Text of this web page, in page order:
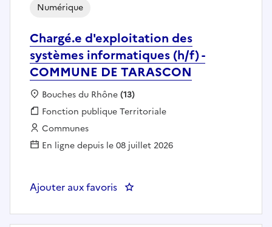
Chargé.e d'exploitation des
systèmes informatiques (h/f) -
COMMUNE DE TARASCON
Numérique
Localisation :
Bouches du Rhône(13)
Fonction publique :
Fonction publique Territoriale
Employeur :
Communes
En ligne depuis le 08 juillet 2026
Ajouter aux favoris : Chargé.e d'exploitation des